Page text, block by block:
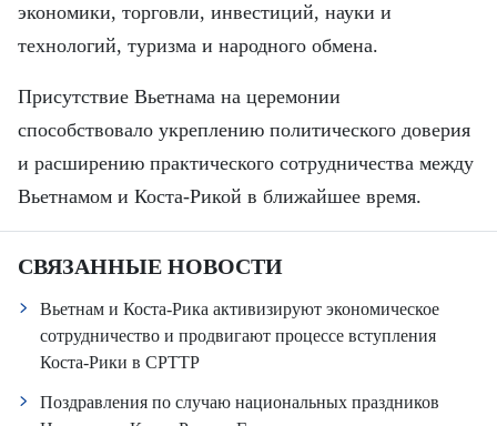
экономики, торговли, инвестиций, науки и
технологий, туризма и народного обмена.
Присутствие Вьетнама на церемонии
способствовало укреплению политического доверия
и расширению практического сотрудничества между
Вьетнамом и Коста-Рикой в ближайшее время.
СВЯЗАННЫЕ НОВОСТИ
Вьетнам и Коста-Рика активизируют экономическое
сотрудничество и продвигают процессе вступления
Коста-Рики в СРТТР
Поздравления по случаю национальных праздников